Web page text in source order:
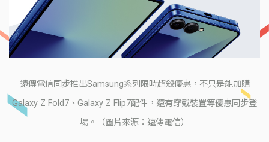
遠傳電信同步推出Samsung系列限時超殺優惠，不只是能加購
Galaxy Z Fold7、Galaxy Z Flip7配件，還有穿戴裝置等優惠同步登
場。（圖片來源：遠傳電信）